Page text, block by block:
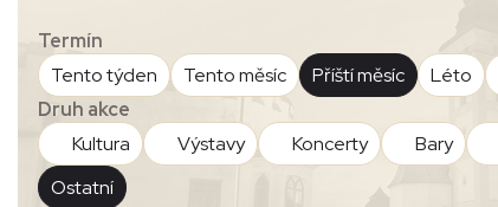
Termín
Tento týden
Tento měsíc Příští měsíc Léto
Druh akce
Kultura
Výstavy Koncerty Bary
Ostatní